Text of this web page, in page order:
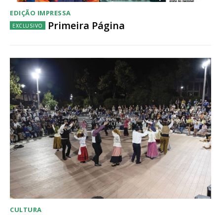
EDIÇÃO IMPRESSA
Primeira Página
CULTURA